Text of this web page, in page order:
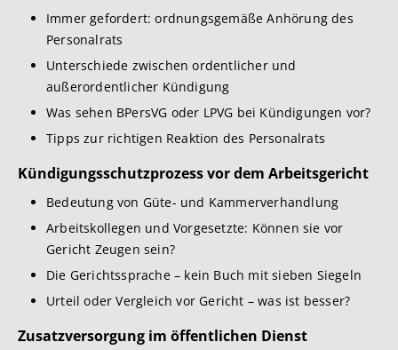
Immer gefordert: ordnungsgemäße Anhörung des
Personalrats
Unterschiede zwischen ordentlicher und
außerordentlicher Kündigung
Was sehen BPersVG oder LPVG bei Kündigungen vor?
Tipps zur richtigen Reaktion des Personalrats
Kündigungsschutzprozess vor dem Arbeitsgericht
Bedeutung von Güte- und Kammerverhandlung
Arbeitskollegen und Vorgesetzte: Können sie vor
Gericht Zeugen sein?
Die Gerichtssprache – kein Buch mit sieben Siegeln
Urteil oder Vergleich vor Gericht – was ist besser?
Zusatzversorgung im öffentlichen Dienst